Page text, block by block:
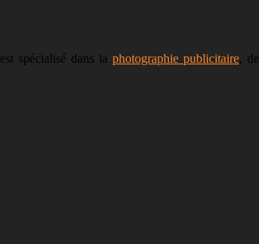
spécialisé dans la photographie publicitaire, de